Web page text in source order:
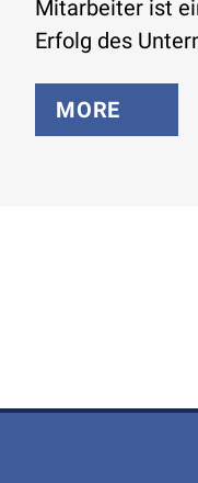
Mitarbeiter ist
Erfolg des
MORE